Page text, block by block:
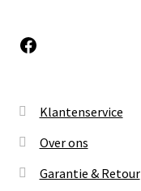
Facebook
Klantenservice
Over ons
Garantie & Retour